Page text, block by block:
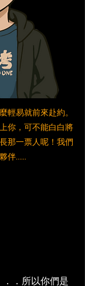
輕易就前來赴約。
你，可不能白白將
那一票人呢！我們
伴......
．所以你們是